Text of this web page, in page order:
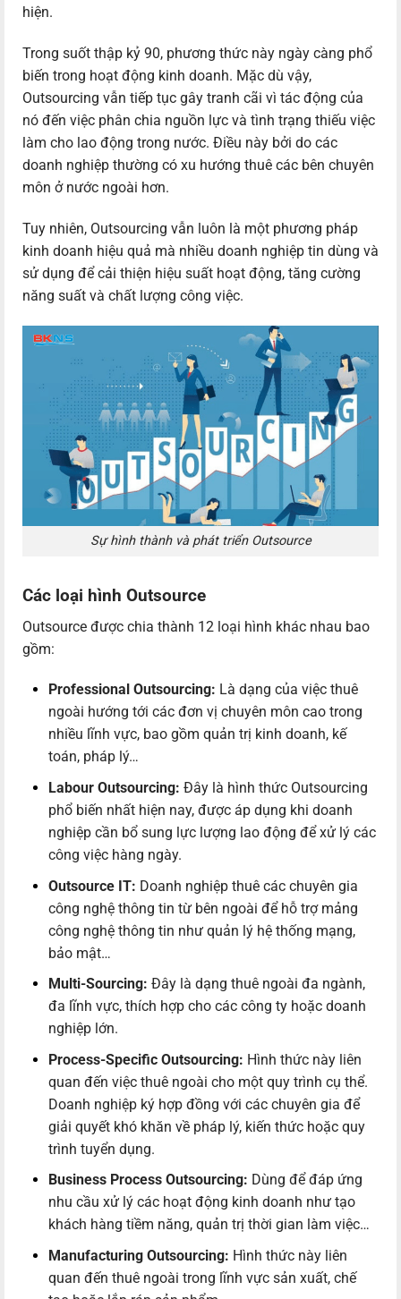
hiện.
Trong suốt thập kỷ 90, phương thức này ngày càng phổ
biến trong hoạt động kinh doanh. Mặc dù vậy,
Outsourcing vẫn tiếp tục gây tranh cãi vì tác động của
nó đến việc phân chia nguồn lực và tình trạng thiếu việc
làm cho lao động trong nước. Điều này bởi do các
doanh nghiệp thường có xu hướng thuê các bên chuyên
môn ở nước ngoài hơn.
Tuy nhiên, Outsourcing vẫn luôn là một phương pháp
kinh doanh hiệu quả mà nhiều doanh nghiệp tin dùng và
sử dụng để cải thiện hiệu suất hoạt động, tăng cường
năng suất và chất lượng công việc.
Sự hình thành và phát triển Outsource
Các loại hình Outsource
Outsource được chia thành 12 loại hình khác nhau bao
gồm:
Professional Outsourcing: Là dạng của việc thuê
ngoài hướng tới các đơn vị chuyên môn cao trong
nhiều lĩnh vực, bao gồm quản trị kinh doanh, kế
toán, pháp lý…
Labour Outsourcing: Đây là hình thức Outsourcing
phổ biến nhất hiện nay, được áp dụng khi doanh
nghiệp cần bổ sung lực lượng lao động để xử lý các
công việc hàng ngày.
Outsource IT: Doanh nghiệp thuê các chuyên gia
công nghệ thông tin từ bên ngoài để hỗ trợ mảng
công nghệ thông tin như quản lý hệ thống mạng,
bảo mật…
Multi-Sourcing: Đây là dạng thuê ngoài đa ngành,
đa lĩnh vực, thích hợp cho các công ty hoặc doanh
nghiệp lớn.
Process-Specific Outsourcing: Hình thức này liên
quan đến việc thuê ngoài cho một quy trình cụ thể.
Doanh nghiệp ký hợp đồng với các chuyên gia để
giải quyết khó khăn về pháp lý, kiến thức hoặc quy
trình tuyển dụng.
Business Process Outsourcing: Dùng để đáp ứng
nhu cầu xử lý các hoạt động kinh doanh như tạo
khách hàng tiềm năng, quản trị thời gian làm việc…
Manufacturing Outsourcing: Hình thức này liên
quan đến thuê ngoài trong lĩnh vực sản xuất, chế